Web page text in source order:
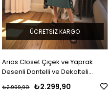
Arias Closet Çiçek ve Yaprak
Desenli Dantelli ve Dekolteli
₺2.299,90
₺2.999,90
ÜCRETSIZ KARGO